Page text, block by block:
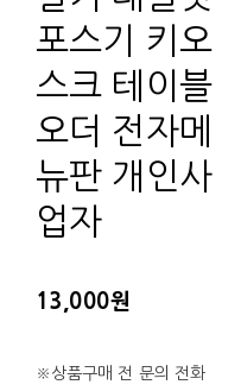
포스기 키오
스크 테이블
오더 전자메
뉴판 개인사
업자
13,000원
※상품구매 전 문의 전화